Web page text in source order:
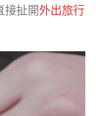
接扯開外出旅行